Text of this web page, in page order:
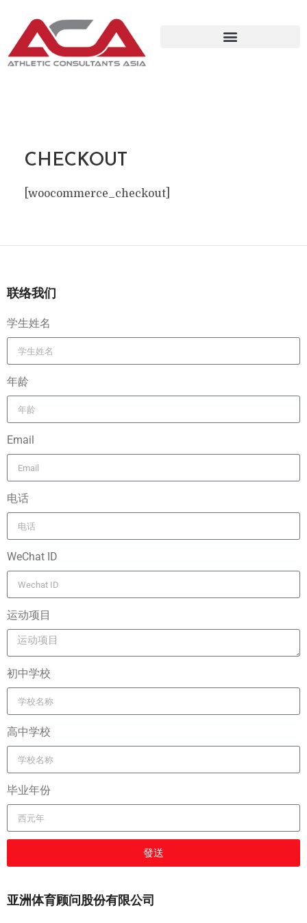
CHECKOUT
[woocommerce_checkout]
联络我们
学生姓名
年龄
Email
电话
WeChat ID
运动项目
初中学校
高中学校
毕业年份
發送
亚洲体育顾问股份有限公司